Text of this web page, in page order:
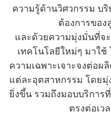
ความรู้ด้านวิศวกรรม บ
ต้องการของ
และด้วยความมุ่งมั่นที่จ
เทคโนโลยีใหม่ๆ มาใช้
ความเฉพาะเจาะจงต่อ
แต่ละอุตสาหกรรม โด
ยิ่งขึ้น รวมถึงมอบบริการ
ตรงต่อเว